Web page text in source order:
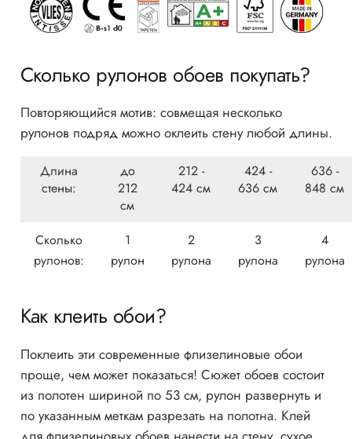
Сколько рулонов обоев покупать?
Повторяющийся мотив: совмещая несколько
рулонов подряд можно оклеить стену любой длины.
Длина
стены:
до
212
см
212 -
424 см
424 -
636 см
636 -
848 см
Сколько
рулонов:
1
рулон
2
рулона
3
рулона
4
рулона
Как клеить обои?
Поклеить эти современные флизелиновые обои
проще, чем может показаться! Сюжет обоев состоит
из полотен шириной по 53 см, рулон развернуть и
по указанным меткам разрезать на полотна. Клей